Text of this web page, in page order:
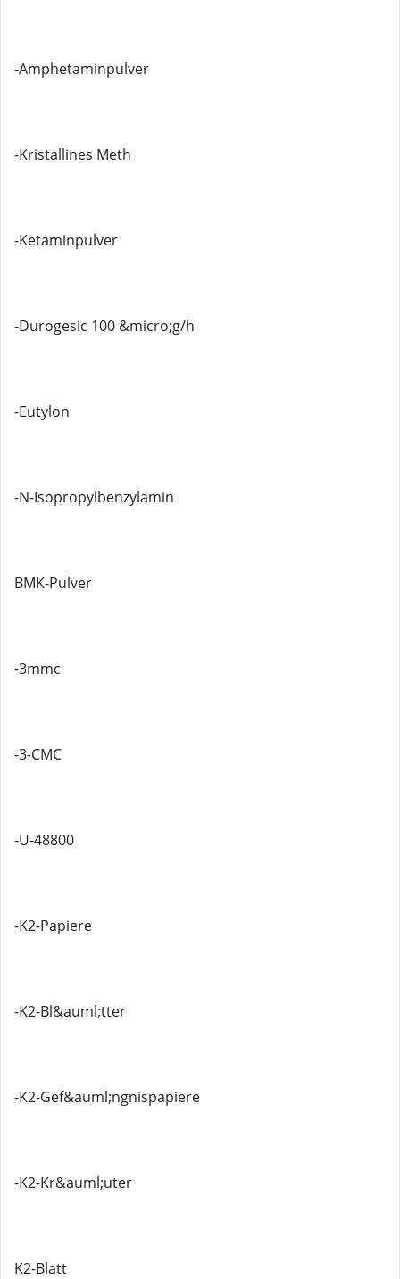
-Amphetaminpulver
-Kristallines Meth
-Ketaminpulver
-Durogesic 100 &micro;g/h
-Eutylon
-N-Isopropylbenzylamin
BMK-Pulver
-3mmc
-3-CMC
-U-48800
-K2-Papiere
-K2-Bl&auml;tter
-K2-Gef&auml;ngnispapiere
-K2-Kr&auml;uter
K2-Blatt